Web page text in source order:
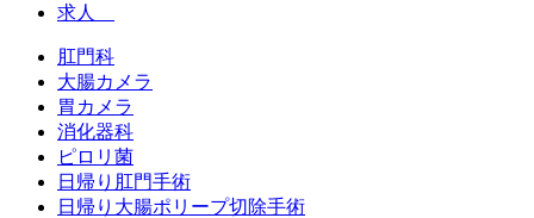
求人
肛門科
大腸カメラ
胃カメラ
消化器科
ピロリ菌
日帰り肛門手術
日帰り大腸ポリープ切除手術